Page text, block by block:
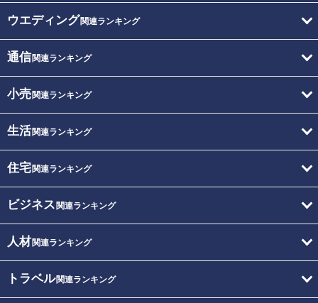
ウエディング関連ランキング
通信関連ランキング
小売関連ランキング
生活関連ランキング
住宅関連ランキング
ビジネス 関連ランキング
人材関連ランキング
トラベル関連ランキング